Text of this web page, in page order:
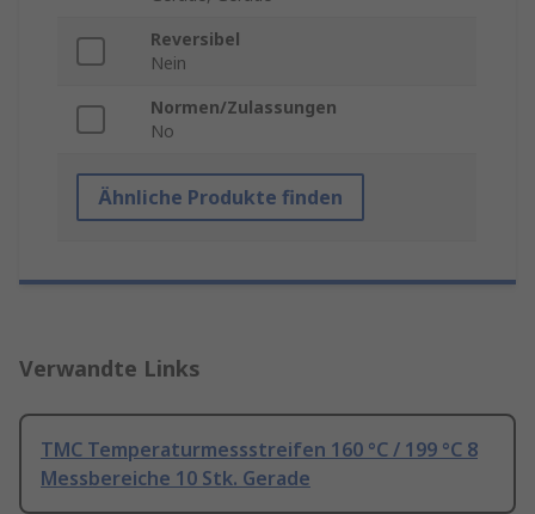
Reversibel
Nein
Normen/Zulassungen
No
Ähnliche Produkte finden
Verwandte Links
TMC Temperaturmessstreifen 160 °C / 199 °C 8
Messbereiche 10 Stk. Gerade